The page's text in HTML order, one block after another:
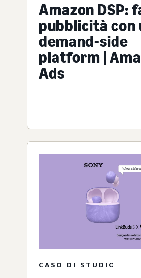
Amazon DSP:
pubblicità con
demand-side
platform |
Ads
CASO DI STUDIO